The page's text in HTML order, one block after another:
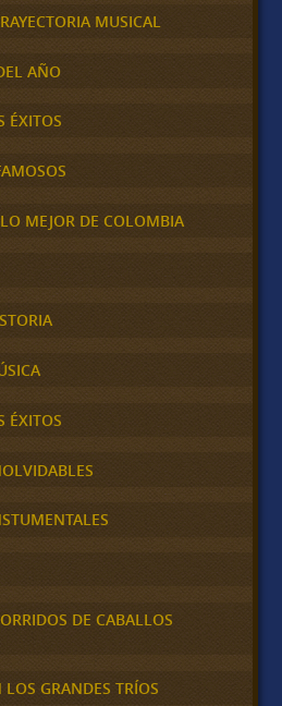
MUSICAL
AÑO
ÉXITOS
MEJOR DE COLOMBIA
ÉXITOS
DE CABALLOS
GRANDES TRÍOS